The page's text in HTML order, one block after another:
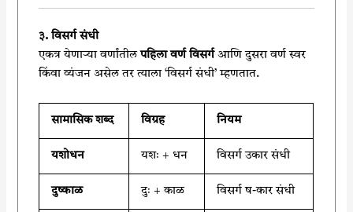
३. विसर्ग संधी
एकत्र येणाऱ्या वर्णांतीलपहिला वर्ण विसर्गआणि दुसरा वर्ण स्वर
किंवा व्यंजन असेल तर त्याला ‘विसर्ग संधी’ म्हणतात.
सामासिक शब्द विग्रह नियम
यशोधन यशः + धन विसर्ग उकार संधी
दुष्काळ दुः + काळ विसर्ग ष-कार संधी